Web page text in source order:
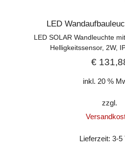
LED
LED SOLAR Wandleuchte
Helligkeitssensor, 2W,
€
inkl. 20 %
zzgl.
Lieferzeit:3-5